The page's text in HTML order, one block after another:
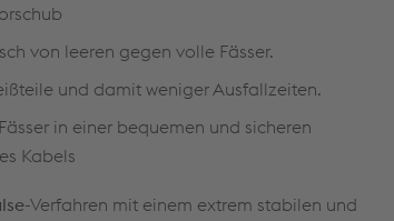
von leeren gegen volle Fässer.
und damit weniger Ausfallzeiten.
in einer bequemen und sicheren
Kabels
-Verfahren mit einem extrem stabilen und